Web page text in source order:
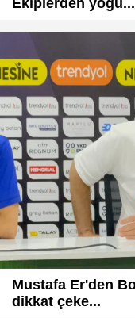
Mustafa Er'den
dikkat çeke...